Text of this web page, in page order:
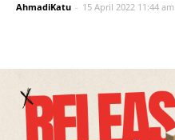
AhmadiKatu - 15 April 2022 11:44 am